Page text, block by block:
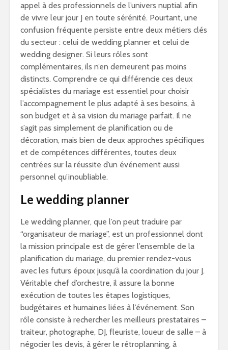
appel à des professionnels de l’univers nuptial afin
de vivre leur jour J en toute sérénité. Pourtant, une
confusion fréquente persiste entre deux métiers clés
du secteur : celui de wedding planner et celui de
wedding designer. Si leurs rôles sont
complémentaires, ils n’en demeurent pas moins
distincts. Comprendre ce qui différencie ces deux
spécialistes du mariage est essentiel pour choisir
l’accompagnement le plus adapté à ses besoins, à
son budget et à sa vision du mariage parfait. Il ne
s’agit pas simplement de planification ou de
décoration, mais bien de deux approches spécifiques
et de compétences différentes, toutes deux
centrées sur la réussite d’un événement aussi
personnel qu’inoubliable.
Le wedding planner
Le wedding planner, que l’on peut traduire par
“organisateur de mariage”, est un professionnel dont
la mission principale est de gérer l’ensemble de la
planification du mariage, du premier rendez-vous
avec les futurs époux jusqu’à la coordination du jour J.
Véritable chef d’orchestre, il assure la bonne
exécution de toutes les étapes logistiques,
budgétaires et humaines liées à l’événement. Son
rôle consiste à rechercher les meilleurs prestataires –
traiteur, photographe, DJ, fleuriste, loueur de salle – à
négocier les devis, à gérer le rétroplanning, à